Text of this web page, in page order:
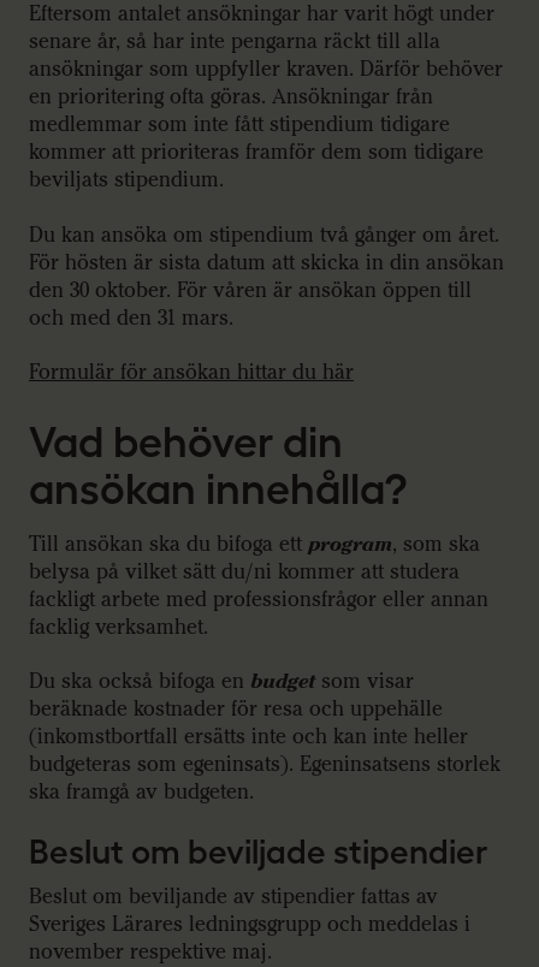
Eftersom antalet ansökningar har varit högt under
senare år, så har inte pengarna räckt till alla
ansökningar som uppfyller kraven. Därför behöver
en prioritering ofta göras. Ansökningar från
medlemmar som inte fått stipendium tidigare
kommer att prioriteras framför dem som tidigare
beviljats stipendium.
Du kan ansöka om stipendium två gånger om året.
För hösten är sista datum att skicka in din ansökan
den 30 oktober. För våren är ansökan öppen till
och med den 31 mars.
Formulär för ansökan hittar du här
Vad behöver din
ansökan innehålla?
Till ansökan ska du bifoga ett program, som ska
belysa på vilket sätt du/ni kommer att studera
fackligt arbete med professionsfrågor eller annan
facklig verksamhet.
Du ska också bifoga en budgetsom visar
beräknade kostnader för resa och uppehälle
(inkomstbortfall ersätts inte och kan inte heller
budgeteras som egeninsats). Egeninsatsens storlek
ska framgå av budgeten.
Beslut om beviljade stipendier
Beslut om beviljande av stipendier fattas av
Sveriges Lärares ledningsgrupp och meddelas i
november respektive maj.